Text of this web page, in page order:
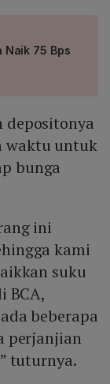
Naik 75 Bps
waktu untuk
bunga
ini
kami
suku
BCA,
beberapa
perjanjian
tuturnya.